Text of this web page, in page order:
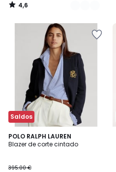
4,6
/
Saldos
POLO RALPH LAUREN
Blazer de corte cintado
395.00 €
4
/